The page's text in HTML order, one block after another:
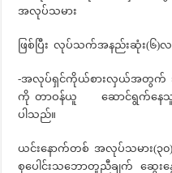
အလုပ်သမား
ဖြစ်ပြီး လုပ်သက်အနည်းဆုံး(၆)
-အလုပ်ရှင်ကိုယ်စားလှယ်အတွက်
ကို တာဝန်ယူ ဆောင်ရွက်နေသူမ
ပါသည်။
ယင်းနောက်တစ် အလုပ်သမား(၃
စုပေါင်းသဘောတူညီချက် ဆွေး